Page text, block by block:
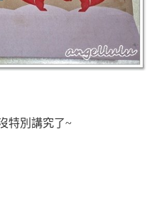
特別講究了~